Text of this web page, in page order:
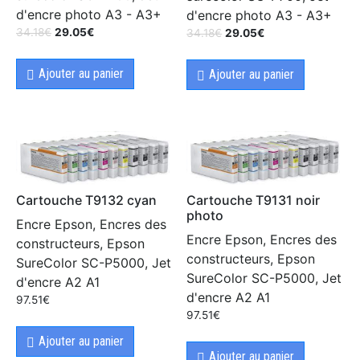
d'encre photo A3 - A3+
34.18€ 29.05€
Ajouter au panier
d'encre photo A3 - A3+
34.18€ 29.05€
Ajouter au panier
Cartouche T9132 cyan
Encre Epson, Encres des
constructeurs, Epson
SureColor SC-P5000, Jet
d'encre A2 A1
97.51€
Ajouter au panier
Cartouche T9131 noir
photo
Encre Epson, Encres des
constructeurs, Epson
SureColor SC-P5000, Jet
d'encre A2 A1
97.51€
Ajouter au panier